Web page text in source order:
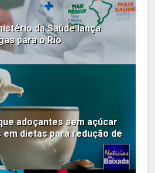
da Saúde lança
para o Rio
adoçantes sem açúcar
em dietas para redução de